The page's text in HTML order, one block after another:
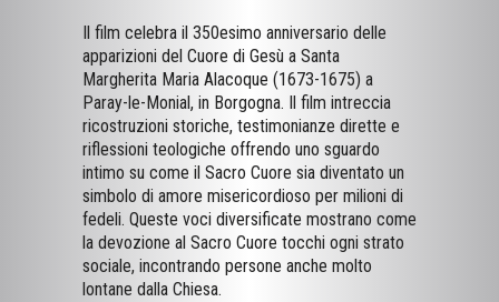
Il film celebra il 350esimo anniversario delle
apparizioni del Cuore di Gesù a Santa
Margherita Maria Alacoque (1673-1675) a
Paray-le-Monial, in Borgogna. Il film intreccia
ricostruzioni storiche, testimonianze dirette e
riflessioni teologiche offrendo uno sguardo
intimo su come il Sacro Cuore sia diventato un
simbolo di amore misericordioso per milioni di
fedeli. Queste voci diversificate mostrano come
la devozione al Sacro Cuore tocchi ogni strato
sociale, incontrando persone anche molto
lontane dalla Chiesa.